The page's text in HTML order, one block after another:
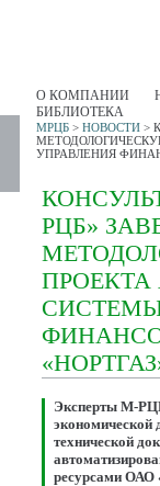
О КОМПАНИИ
БИБЛИОТЕКА
МРЦБ > НОВОСТИ >
УПРАВЛЕНИЯ
РЦБ»
Эксперты М-
экономической
технической
ресурсами ОАО